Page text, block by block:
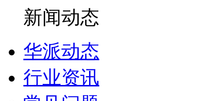
新闻动态
华派动态
行业资讯